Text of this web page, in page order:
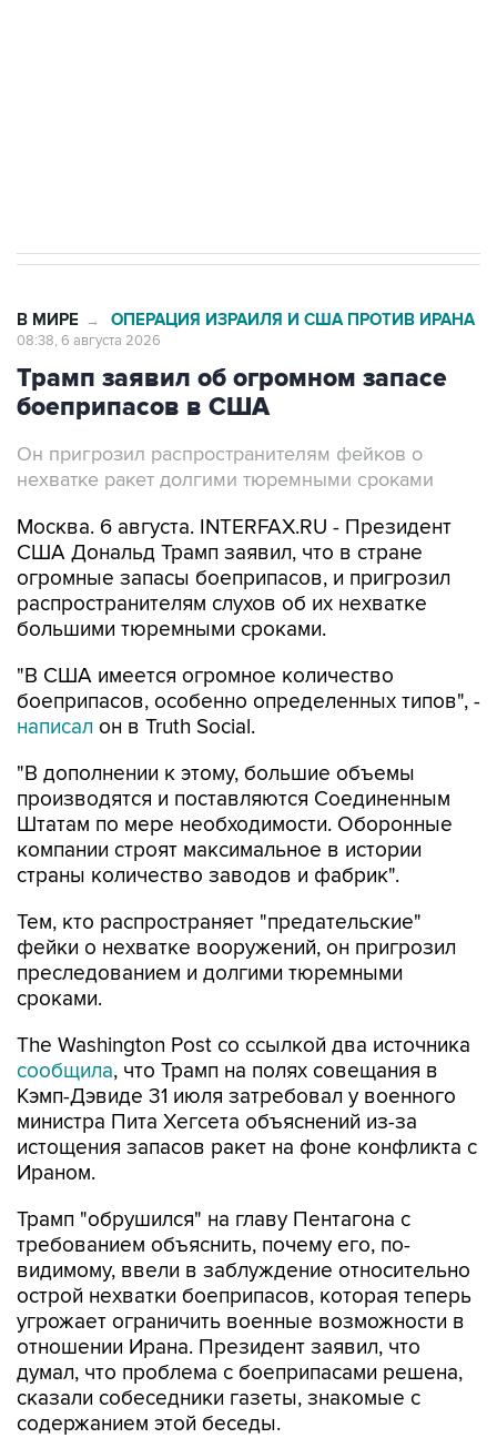
В МИРЕ → ОПЕРАЦИЯ ИЗРАИЛЯ И США ПРОТИВ ИРАНА
08:38, 6 августа 2026
Трамп заявил об огромном запасе
боеприпасов в США
Он пригрозил распространителям фейков о
нехватке ракет долгими тюремными сроками
Москва. 6 августа. INTERFAX.RU - Президент
США Дональд Трамп заявил, что в стране
огромные запасы боеприпасов, и пригрозил
распространителям слухов об их нехватке
большими тюремными сроками.
"В США имеется огромное количество
боеприпасов, особенно определенных типов", -
написал он в Truth Social.
"В дополнении к этому, большие объемы
производятся и поставляются Соединенным
Штатам по мере необходимости. Оборонные
компании строят максимальное в истории
страны количество заводов и фабрик".
Тем, кто распространяет "предательские"
фейки о нехватке вооружений, он пригрозил
преследованием и долгими тюремными
сроками.
The Washington Post со ссылкой два источника
сообщила, что Трамп на полях совещания в
Кэмп-Дэвиде 31 июля затребовал у военного
министра Пита Хегсета объяснений из-за
истощения запасов ракет на фоне конфликта с
Ираном.
Трамп "обрушился" на главу Пентагона с
требованием объяснить, почему его, по-
видимому, ввели в заблуждение относительно
острой нехватки боеприпасов, которая теперь
угрожает ограничить военные возможности в
отношении Ирана. Президент заявил, что
думал, что проблема с боеприпасами решена,
сказали собеседники газеты, знакомые с
содержанием этой беседы.